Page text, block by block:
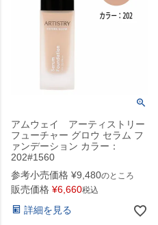
アムウェイ アーティストリー
フューチャー グロウ セラム フ
ァンデーション カラー：
202#1560
参考小売価格 ¥9,480のところ
販売価格 ¥6,660税込
詳細を見る